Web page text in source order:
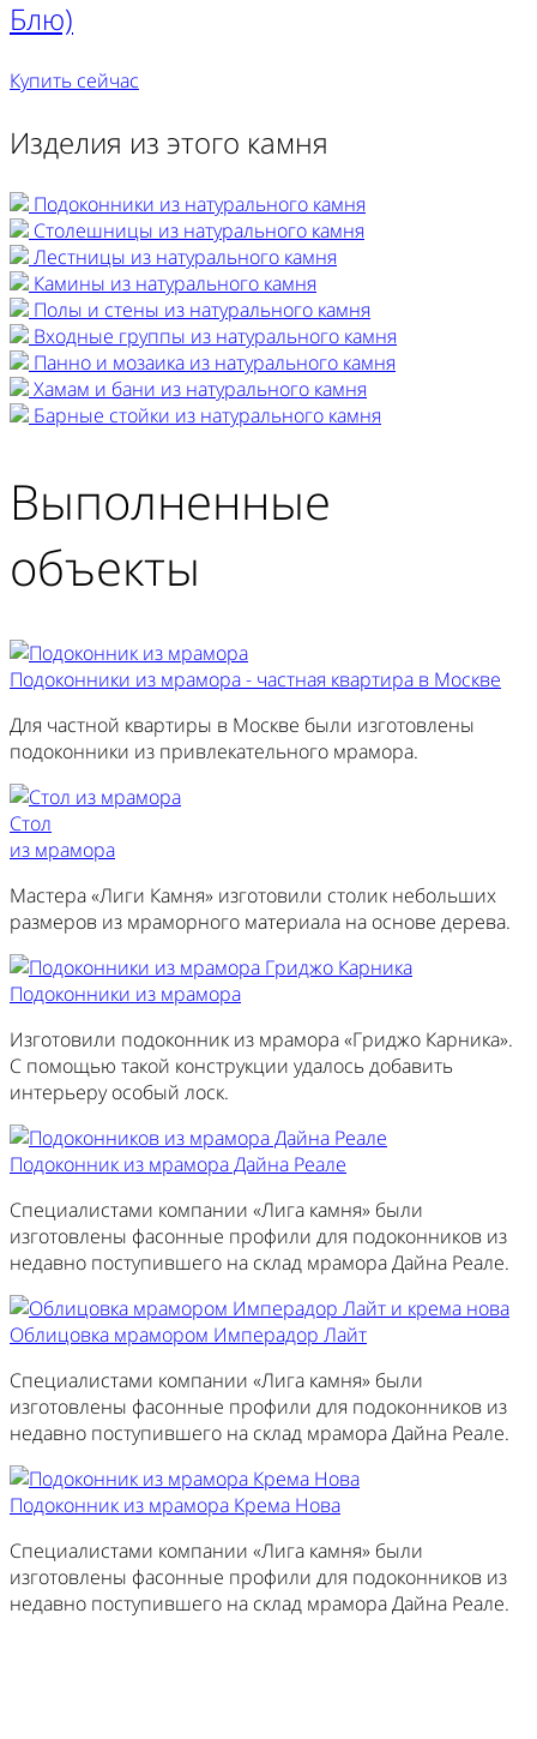
Блю)
Купить сейчас
Изделия из этого камня
Подоконники из натурального камня
Столешницы из натурального камня
Лестницы из натурального камня
Камины из натурального камня
Полы и стены из натурального камня
Входные группы из натурального камня
Панно и мозаика из натурального камня
Хамам и бани из натурального камня
Барные стойки из натурального камня
Выполненные
объекты
Подоконники из мрамора - частная квартира в Москве
Для частной квартиры в Москве были изготовлены
подоконники из привлекательного мрамора.
Стол
из мрамора
Мастера «Лиги Камня» изготовили столик небольших
размеров из мраморного материала на основе дерева.
Подоконники из мрамора
Изготовили подоконник из мрамора «Гриджо Карника».
С помощью такой конструкции удалось добавить
интерьеру особый лоск.
Подоконник из мрамора Дайна Реале
Специалистами компании «Лига камня» были
изготовлены фасонные профили для подоконников из
недавно поступившего на склад мрамора Дайна Реале.
Облицовка мрамором Имперадор Лайт
Специалистами компании «Лига камня» были
изготовлены фасонные профили для подоконников из
недавно поступившего на склад мрамора Дайна Реале.
Подоконник из мрамора Крема Нова
Специалистами компании «Лига камня» были
изготовлены фасонные профили для подоконников из
недавно поступившего на склад мрамора Дайна Реале.